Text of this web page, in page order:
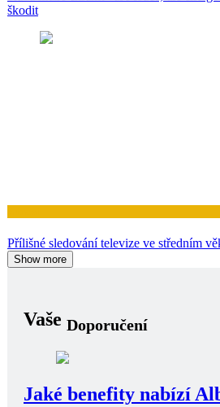
škodit
Přílišné sledování televize ve středním
Show more
Vaše Doporučení
Jaké benefity nabízí